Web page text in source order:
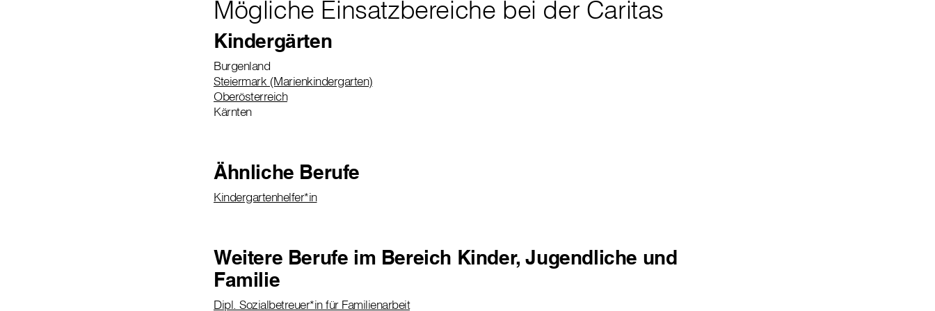
Mögliche Einsatzbereiche bei der Caritas
Kindergärten
Burgenland
Steiermark (Marienkindergarten)
Oberösterreich
Kärnten
Ähnliche Berufe
Kindergartenhelfer*in
Weitere Berufe im Bereich Kinder, Jugendliche und
Familie
Dipl. Sozialbetreuer*in für Familienarbeit